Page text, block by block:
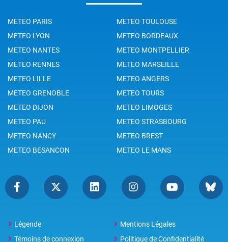
METEO PARIS
METEO TOULOUSE
METEO LYON
METEO BORDEAUX
METEO NANTES
METEO MONTPELLIER
METEO RENNES
METEO MARSEILLE
METEO LILLE
METEO ANGERS
METEO GRENOBLE
METEO TOURS
METEO DIJON
METEO LIMOGES
METEO PAU
METEO STRASBOURG
METEO NANCY
METEO BREST
METEO BESANCON
METEO LE MANS
Légende
Mentions Légales
Témoins de connexion
Politique de Confidentialité